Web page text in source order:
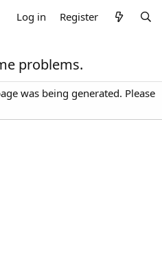
Log in Register
problems.
was being generated. Please